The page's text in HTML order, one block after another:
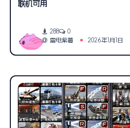
联机可用
288
0
雷电紫薯
2026年1月1日